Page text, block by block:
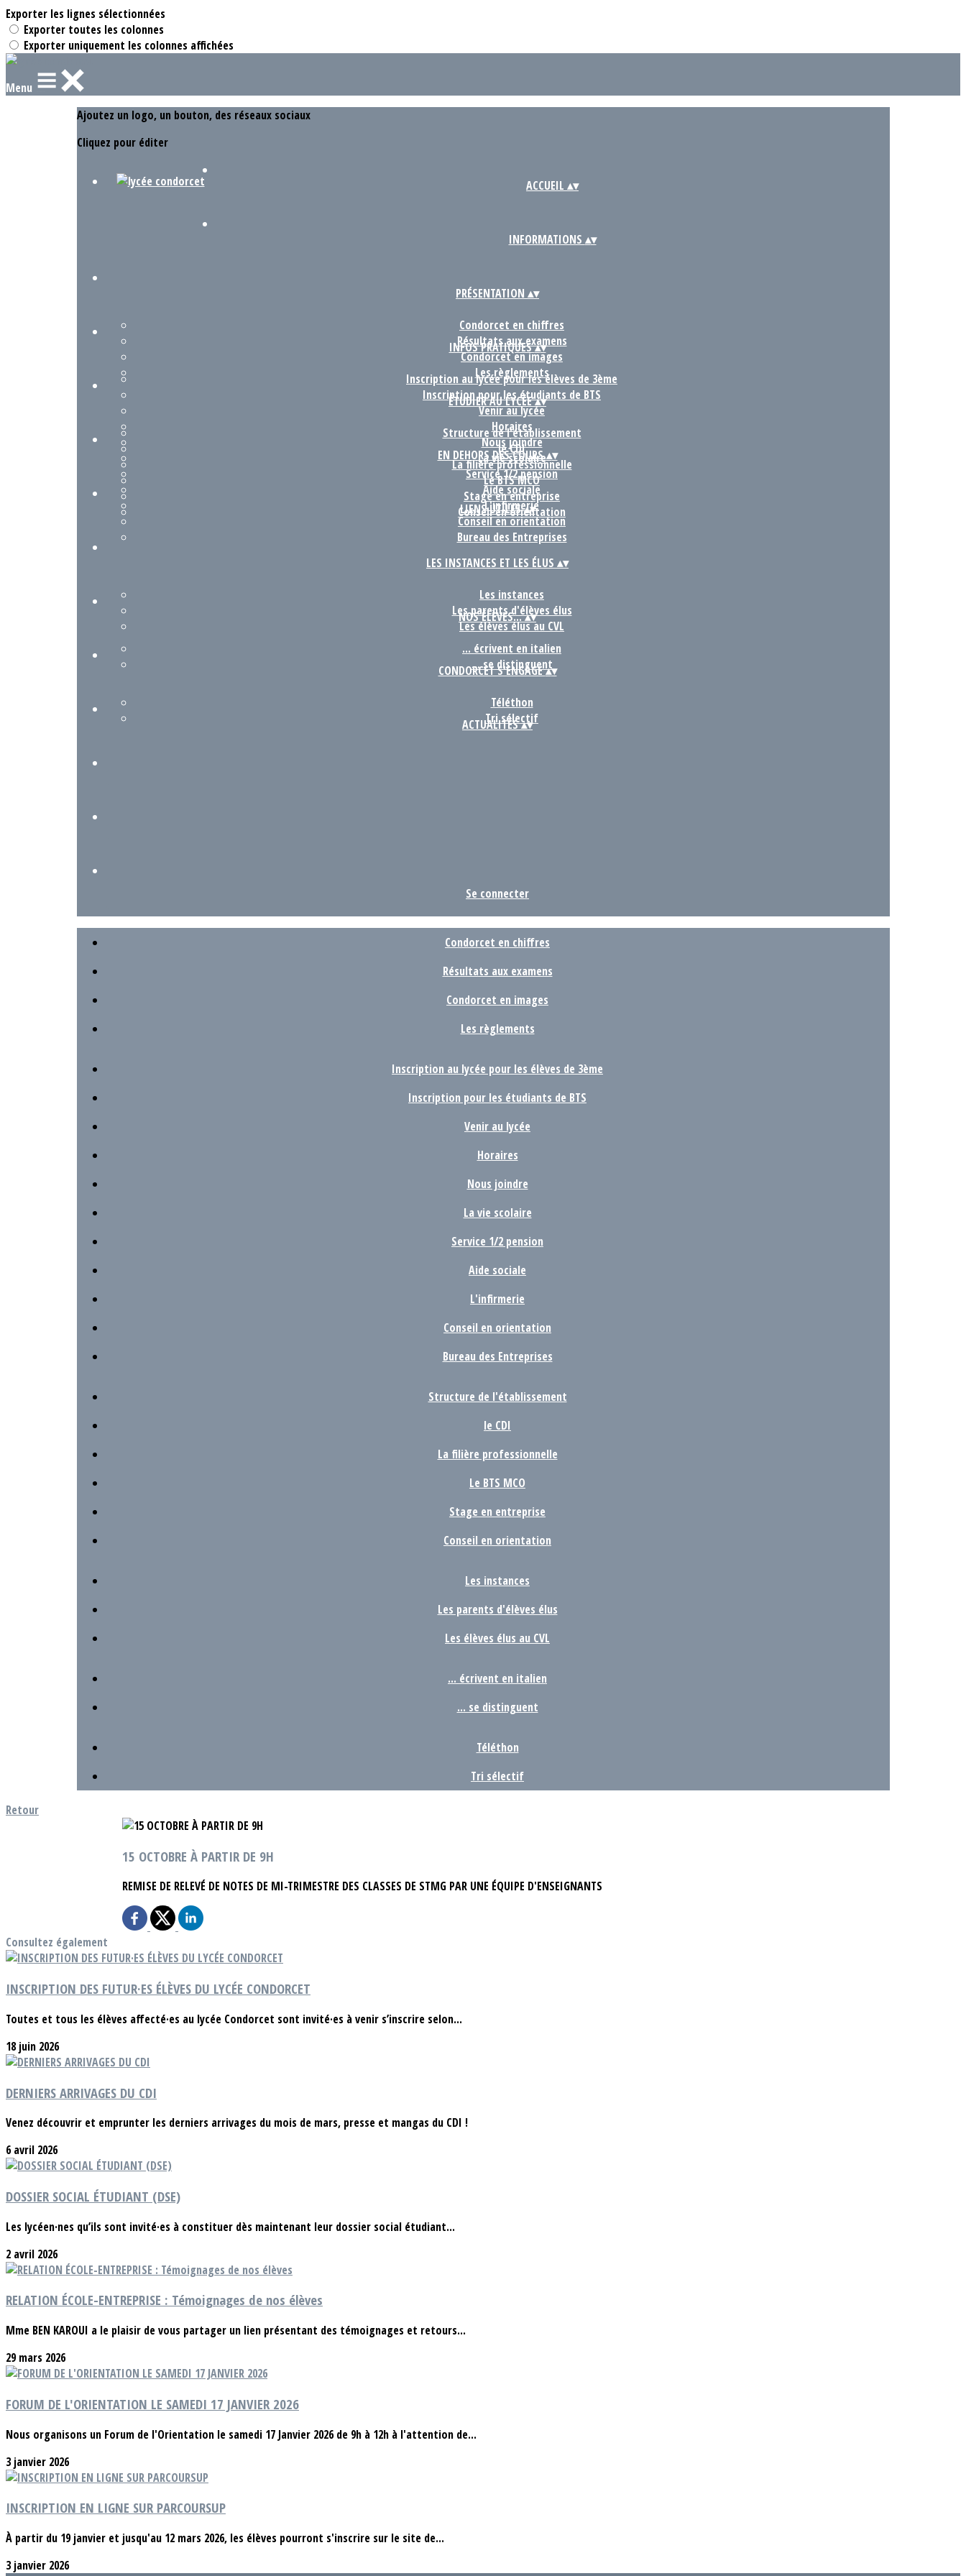
Exporter les lignes sélectionnées
Exporter toutes les colonnes
Exporter uniquement les colonnes affichées
Menu
Ajoutez un logo, un bouton, des réseaux sociaux
Cliquez pour éditer
ACCUEIL ▴▾
INFORMATIONS ▴▾
PRÉSENTATION ▴▾
Condorcet en chiffres
Résultats aux examens
Condorcet en images
Les règlements
INFOS PRATIQUES▴▾
Inscription au lycée pour les élèves de 3ème
Inscription pour les étudiants de BTS
Venir au lycée
Horaires
Nous joindre
La vie scolaire
Service 1/2 pension
Aide sociale
L'infirmerie
Conseil en orientation
Bureau des Entreprises
ÉTUDIER AU LYCÉE▴▾
Structure de l'établissement
le CDI
La filière professionnelle
Le BTS MCO
Stage en entreprise
Conseil en orientation
EN DEHORS DES COURS▴▾
LIENS UTILES▴▾
LES INSTANCES ET LES ÉLUS ▴▾
Les instances
Les parents d'élèves élus
Les élèves élus au CVL
NOS ÉLÈVES...▴▾
... écrivent en italien
... se distinguent
CONDORCET S'ENGAGE▴▾
Téléthon
Tri sélectif
ACTUALITÉS▴▾
Se connecter
Condorcet en chiffres
Résultats aux examens
Condorcet en images
Les règlements
Inscription au lycée pour les élèves de 3ème
Inscription pour les étudiants de BTS
Venir au lycée
Horaires
Nous joindre
La vie scolaire
Service 1/2 pension
Aide sociale
L'infirmerie
Conseil en orientation
Bureau des Entreprises
Structure de l'établissement
le CDI
La filière professionnelle
Le BTS MCO
Stage en entreprise
Conseil en orientation
Les instances
Les parents d'élèves élus
Les élèves élus au CVL
... écrivent en italien
... se distinguent
Téléthon
Tri sélectif
Retour
15 OCTOBRE À PARTIR DE 9H
REMISE DE RELEVÉ DE NOTES DE MI-TRIMESTRE DES CLASSES DE STMG PAR UNE ÉQUIPE D'ENSEIGNANTS
Consultez également
INSCRIPTION DES FUTUR·ES ÉLÈVES DU LYCÉE CONDORCET
Toutes et tous les élèves affecté·es au lycée Condorcet sont invité·es à venir s’inscrire selon...
18 juin 2026
DERNIERS ARRIVAGES DU CDI
Venez découvrir et emprunter les derniers arrivages du mois de mars, presse et mangas du CDI !
6 avril 2026
DOSSIER SOCIAL ÉTUDIANT (DSE)
Les lycéen·nes qu’ils sont invité·es à constituer dès maintenant leur dossier social étudiant...
2 avril 2026
RELATION ÉCOLE-ENTREPRISE : Témoignages de nos élèves
Mme BEN KAROUI a le plaisir de vous partager un lien présentant des témoignages et retours...
29 mars 2026
FORUM DE L'ORIENTATION LE SAMEDI 17 JANVIER 2026
Nous organisons un Forum de l'Orientation le samedi 17 Janvier 2026 de 9h à 12h à l'attention de...
3 janvier 2026
INSCRIPTION EN LIGNE SUR PARCOURSUP
À partir du 19 janvier et jusqu'au 12 mars 2026, les élèves pourront s'inscrire sur le site de...
3 janvier 2026